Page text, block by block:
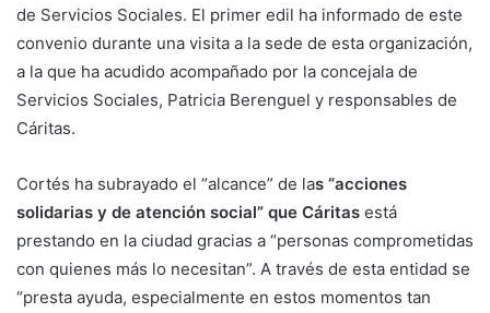
de Servicios Sociales. El primer edil ha informado de este
convenio durante una visita a la sede de esta organización,
a la que ha acudido acompañado por la concejala de
Servicios Sociales, Patricia Berenguel y responsables de
Cáritas.
Cortés ha subrayado el “alcance” de las “acciones
solidarias y de atención social” que Cáritas está
prestando en la ciudad gracias a “personas comprometidas
con quienes más lo necesitan”. A través de esta entidad se
“presta ayuda, especialmente en estos momentos tan